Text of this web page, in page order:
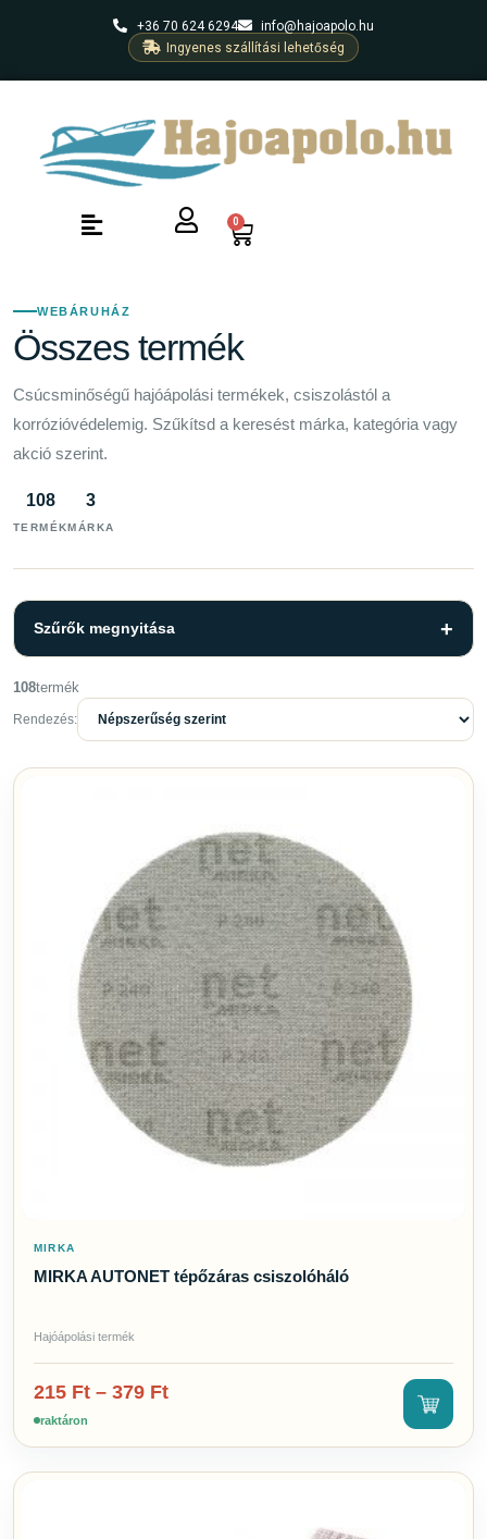
+36 70 624 6294
info@hajoapolo.hu
Ingyenes szállítási lehetőség
0
WEBÁRUHÁZ
Összes termék
Csúcsminőségű hajóápolási termékek, csiszolástól a
korrózióvédelemig. Szűkítsd a keresést márka, kategória vagy
akció szerint.
108
TERMÉK
3
MÁRKA
Szűrők megnyitása
Szűrők
KATEGÓRIA
Kiegészítők
Polírozás
Ragasztók és tömítők
Szerszámok
Tisztítószerek
Töltőanyagok
Tikal Marine Systems
108termék
Rendezés:
MIRKA
MIRKA AUTONET tépőzáras csiszolóháló
Hajóápolási termék
215 Ft – 379 Ft
raktáron